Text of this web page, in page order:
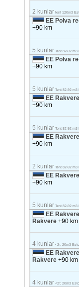
2 kunlar tent 120m3
EE Polva
+90 km
5 kunlar Tent 82-92
EE Polva
+90 km
5 kunlar Tent 82-92
EE
+90 km
5 kunlar Tent 82-92
EE
+90 km
2 kunlar Tent 82-92
EE
+90 km
5 kunlar Tent 82-92
EE
Rakvere+90 km
4 kunlar <2т, 20m3
EE
Rakvere+90 km
4 kunlar <2т, 20m3